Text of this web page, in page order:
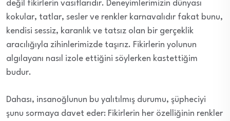
değil fikirlerin vasıflarıdır. Deneyimlerimizin dünyası
kokular, tatlar, sesler ve renkler karnavalıdır fakat bunu,
kendisi sessiz, karanlık ve tatsız olan bir gerçeklik
aracılığıyla zihinlerimizde taşırız. Fikirlerin yolunun
algılayanı nasıl izole ettiğini söylerken kastettiğim
budur.
Dahası, insanoğlunun bu yalıtılmış durumu, şüpheciyi
şunu sormaya davet eder: Fikirlerin her özelliğinin renkler